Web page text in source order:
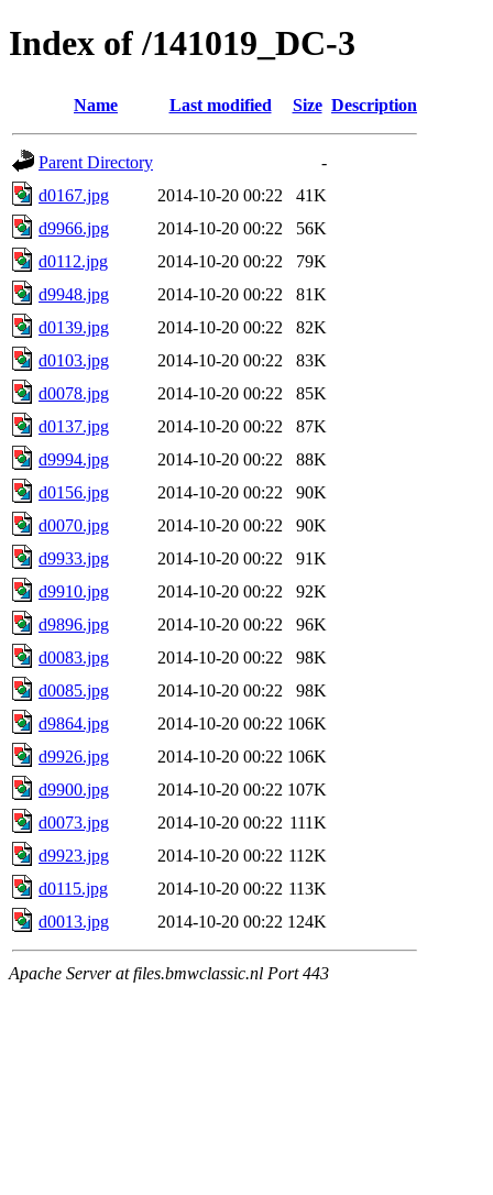
Index of /141019_DC-3
Name Last modified Size Description
Parent Directory
-
d0167.jpg
2014-10-20 00:22
41K
d9966.jpg
2014-10-20 00:22
56K
d0112.jpg
2014-10-20 00:22
79K
d9948.jpg
2014-10-20 00:22
81K
d0139.jpg
2014-10-20 00:22
82K
d0103.jpg
2014-10-20 00:22
83K
d0078.jpg
2014-10-20 00:22
85K
d0137.jpg
2014-10-20 00:22
87K
d9994.jpg
2014-10-20 00:22
88K
d0156.jpg
2014-10-20 00:22
90K
d0070.jpg
2014-10-20 00:22
90K
d9933.jpg
2014-10-20 00:22
91K
d9910.jpg
2014-10-20 00:22
92K
d9896.jpg
2014-10-20 00:22
96K
d0083.jpg
2014-10-20 00:22
98K
d0085.jpg
2014-10-20 00:22
98K
d9864.jpg
2014-10-20 00:22 106K
d9926.jpg
2014-10-20 00:22 106K
d9900.jpg
2014-10-20 00:22 107K
d0073.jpg
2014-10-20 00:22 111K
d9923.jpg
2014-10-20 00:22 112K
d0115.jpg
2014-10-20 00:22 113K
d0013.jpg
2014-10-20 00:22 124K
Apache Server at files.bmwclassic.nl Port 443